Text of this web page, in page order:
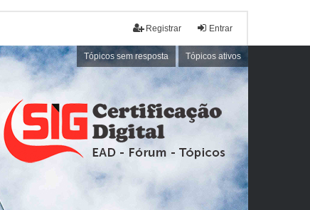
Entrar
Registrar
Tópicos sem resposta Tópicos ativos